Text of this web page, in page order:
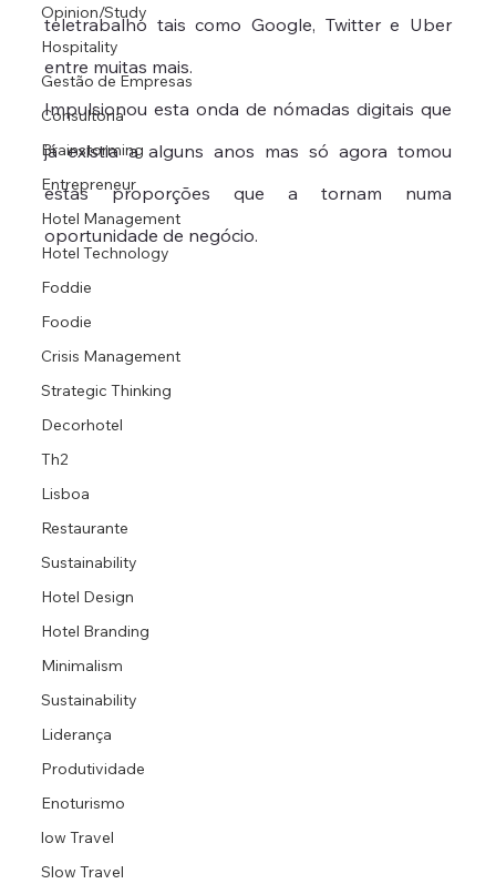
Opinion/Study
Hospitality
Gestão de Empresas
Consultoria
Brainstorming
Entrepreneur
Hotel Management
Hotel Technology
Foddie
Foodie
Crisis Management
Strategic Thinking
Decorhotel
Th2
Lisboa
Restaurante
Sustainability
Hotel Design
Hotel Branding
Minimalism
Sustainability
Liderança
Produtividade
Enoturismo
low Travel
Slow Travel
teletrabalho tais como Google, Twitter e Uber
entre muitas mais.
Impulsionou esta onda de nómadas digitais que
já existia a alguns anos mas só agora tomou
estas proporções que a tornam numa
oportunidade de negócio.